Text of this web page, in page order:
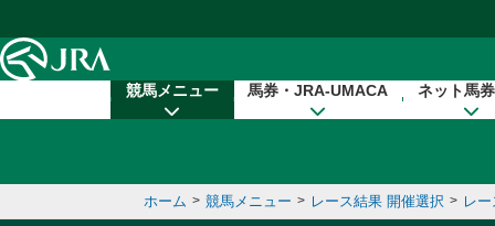
競馬メニュー 馬券・JRA-UMACA ネット馬
ホーム > 競馬メニュー > レース結果 開催選択 > レ